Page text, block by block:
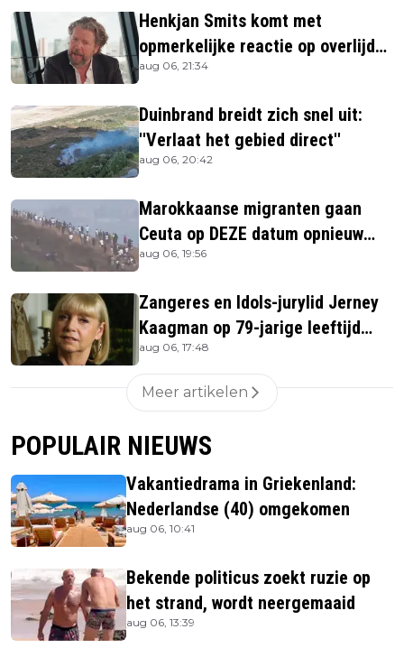
Henkjan Smits komt met
opmerkelijke reactie op overlijden
Jerney Kaagman
aug 06, 21:34
Duinbrand breidt zich snel uit:
''Verlaat het gebied direct''
aug 06, 20:42
Marokkaanse migranten gaan
Ceuta op DEZE datum opnieuw
bestormen
aug 06, 19:56
Zangeres en Idols-jurylid Jerney
Kaagman op 79-jarige leeftijd
overleden
aug 06, 17:48
Meer artikelen
POPULAIR NIEUWS
Vakantiedrama in Griekenland:
Nederlandse (40) omgekomen
aug 06, 10:41
Bekende politicus zoekt ruzie op
het strand, wordt neergemaaid
aug 06, 13:39